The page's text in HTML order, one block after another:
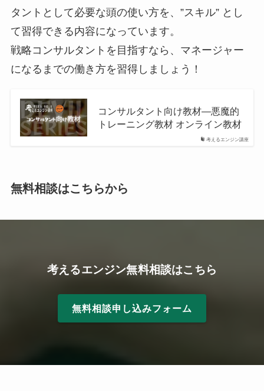
タントとして必要な頭の使い方を、”スキル” とし
て習得できる内容になっています。
戦略コンサルタントを目指すなら、マネージャー
になるまでの働き方を習得しましょう！
考えるエンジン講座
コンサルタント向け教材—悪魔的
トレーニング教材 オンライン教材
無料相談はこちらから
考えるエンジン無料相談はこちら
無料相談申し込みフォーム